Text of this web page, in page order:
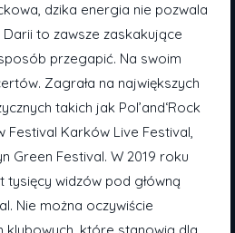
dzika energia nie pozwala
to zawsze zaskakujące
przegapić. Na swoim
Zagrała na największych
takich jak Pol’and‘Rock
Festival Karków Live Festival,
Green Festival. W 2019 roku
tysięcy widzów pod główną
Nie można oczywiście